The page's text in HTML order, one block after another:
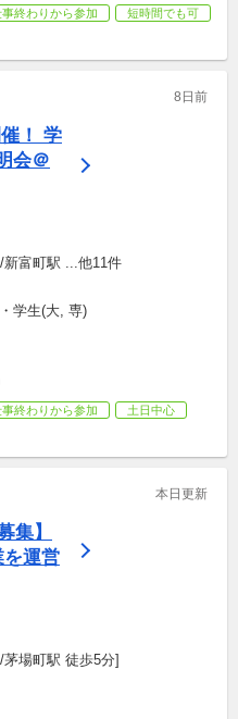
終わりから参加
短時間でも可
8日前
！ 学
会＠
富町駅 ...他11件
学生(大, 専)
終わりから参加
土日中心
本日更新
集】
を運営
場町駅 徒歩5分]